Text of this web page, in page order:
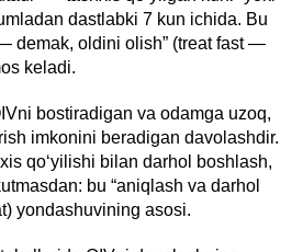
dastlabki 7 kun ichida. Bu
demak, oldini olish” (treat fast —
keladi.
bostiradigan va odamga uzoq,
imkonini beradigan davolashdir.
qo‘yilishi bilan darhol boshlash,
bu “aniqlash va darhol
yondashuvining asosi.